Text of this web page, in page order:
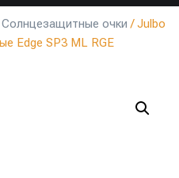
Солнцезащитные очки / Julbo
Edge SP3 ML RGE